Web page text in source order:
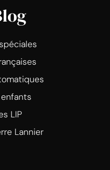
LIP
Lannier